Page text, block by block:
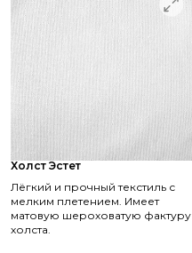
Холст Эстет
Лёгкий и прочный текстиль с
мелким плетением. Имеет
матовую шероховатую фактуру
холста.